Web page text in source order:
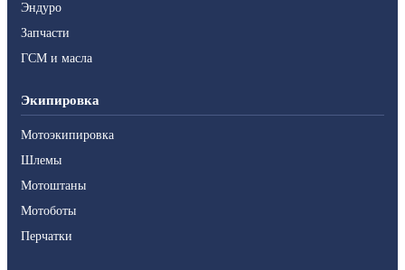
Эндуро
Запчасти
ГСМ и масла
Экипировка
Мотоэкипировка
Шлемы
Мотоштаны
Мотоботы
Перчатки